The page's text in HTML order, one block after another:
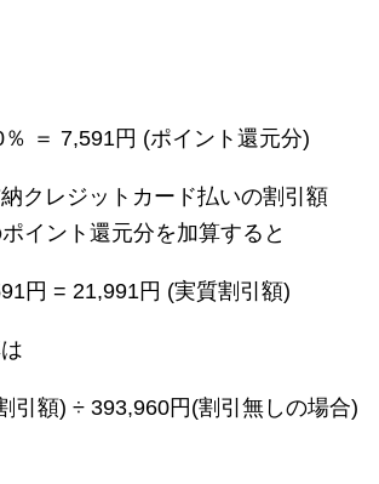
＝ 7,591円 (ポイント還元分)
クレジットカード払いの割引額
イント還元分を加算すると
円 = 21,991円 (実質割引額)
引額) ÷ 393,960円(割引無しの場合)